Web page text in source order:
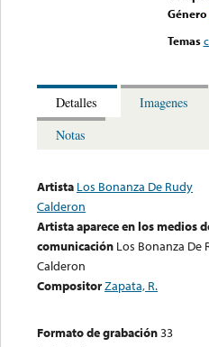
Género
Temas
Detalles
Imagenes
Notas
Artista Los Bonanza De Rudy
Calderon
Artista aparece en los medios
comunicación Los Bonanza De
Calderon
CompositorZapata, R.
Formato de grabación33